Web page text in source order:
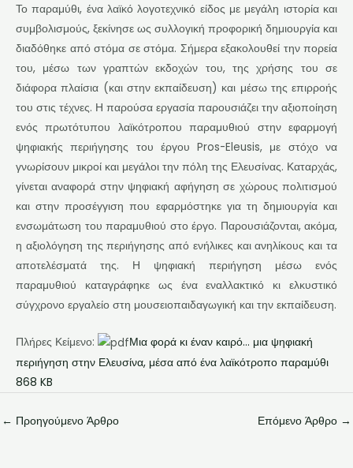
Το παραμύθι, ένα λαϊκό λογοτεχνικό είδος με μεγάλη ιστορία και
συμβολισμούς, ξεκίνησε ως συλλογική προφορική δημιουργία και
διαδόθηκε από στόμα σε στόμα. Σήμερα εξακολουθεί την πορεία
του, μέσω των γραπτών εκδοχών του, της χρήσης του σε
διάφορα πλαίσια (και στην εκπαίδευση) και μέσω της επιρροής
του στις τέχνες. Η παρούσα εργασία παρουσιάζει την αξιοποίηση
ενός πρωτότυπου λαϊκότροπου παραμυθιού στην εφαρμογή
ψηφιακής περιήγησης του έργου Pros-Eleusis, με στόχο να
γνωρίσουν μικροί και μεγάλοι την πόλη της Ελευσίνας. Καταρχάς,
γίνεται αναφορά στην ψηφιακή αφήγηση σε χώρους πολιτισμού
και στην προσέγγιση που εφαρμόστηκε για τη δημιουργία και
ενσωμάτωση του παραμυθιού στο έργο. Παρουσιάζονται, ακόμα,
η αξιολόγηση της περιήγησης από ενήλικες και ανηλίκους και τα
αποτελέσματά της. Η ψηφιακή περιήγηση μέσω ενός
παραμυθιού καταγράφηκε ως ένα εναλλακτικό κι ελκυστικό
σύγχρονο εργαλείο στη μουσειοπαιδαγωγική και την εκπαίδευση.
Πλήρες Κείμενο:
Μια φορά κι έναν καιρό… μια ψηφιακή
περιήγηση στην Ελευσίνα, μέσα από ένα λαϊκότροπο παραμύθι
868 KB
← Προηγούμενο Άρθρο Επόμενο Άρθρο →